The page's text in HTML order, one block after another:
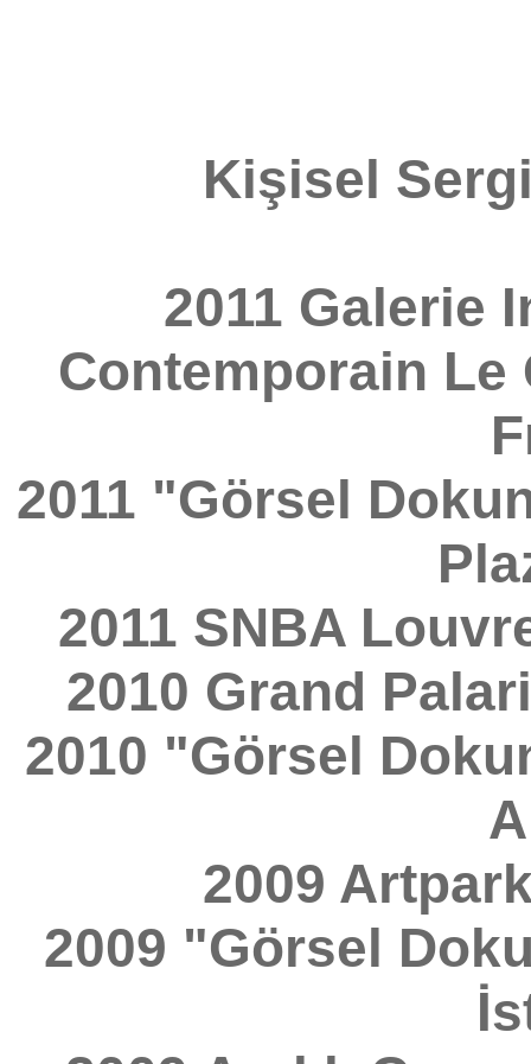
Kişisel
2011 Galerie
Contemporain Le
2011 "Görsel
2011 SNBA
2010 Grand
2010 "Görsel
2009
2009 "Görsel